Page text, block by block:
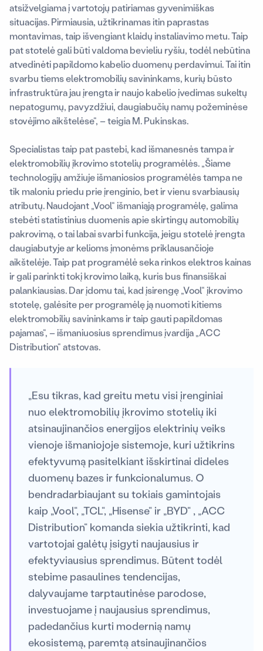
atsižvelgiama į vartotojų patiriamas gyvenimiškas
situacijas. Pirmiausia, užtikrinamas itin paprastas
montavimas, taip išvengiant klaidų instaliavimo metu. Taip
pat stotelė gali būti valdoma bevieliu ryšiu, todėl nebūtina
atvedinėti papildomo kabelio duomenų perdavimui. Tai itin
svarbu tiems elektromobilių savininkams, kurių būsto
infrastruktūra jau įrengta ir naujo kabelio įvedimas sukeltų
nepatogumų, pavyzdžiui, daugiabučių namų požeminėse
stovėjimo aikštelėse“, – teigia M. Pukinskas.
Specialistas taip pat pastebi, kad išmanesnės tampa ir
elektromobilių įkrovimo stotelių programėlės. „Šiame
technologijų amžiuje išmaniosios programėlės tampa ne
tik maloniu priedu prie įrenginio, bet ir vienu svarbiausių
atributų. Naudojant „Vool“ išmaniąją programėlę, galima
stebėti statistinius duomenis apie skirtingų automobilių
pakrovimą, o tai labai svarbi funkcija, jeigu stotelė įrengta
daugiabutyje ar kelioms įmonėms priklausančioje
aikštelėje. Taip pat programėlė seka rinkos elektros kainas
ir gali parinkti tokį krovimo laiką, kuris bus finansiškai
palankiausias. Dar įdomu tai, kad įsirengę „Vool“ įkrovimo
stotelę, galėsite per programėlę ją nuomoti kitiems
elektromobilių savininkams ir taip gauti papildomas
pajamas“, – išmaniuosius sprendimus įvardija „ACC
Distribution“ atstovas.
„Esu tikras, kad greitu metu visi įrenginiai
nuo elektromobilių įkrovimo stotelių iki
atsinaujinančios energijos elektrinių veiks
vienoje išmaniojoje sistemoje, kuri užtikrins
efektyvumą pasitelkiant išskirtinai dideles
duomenų bazes ir funkcionalumus. O
bendradarbiaujant su tokiais gamintojais
kaip „Vool“, „TCL“, „Hisense“ ir „BYD“ , „ACC
Distribution“ komanda siekia užtikrinti, kad
vartotojai galėtų įsigyti naujausius ir
efektyviausius sprendimus. Būtent todėl
stebime pasaulines tendencijas,
dalyvaujame tarptautinėse parodose,
investuojame į naujausius sprendimus,
padedančius kurti modernią namų
ekosistemą, paremtą atsinaujinančios